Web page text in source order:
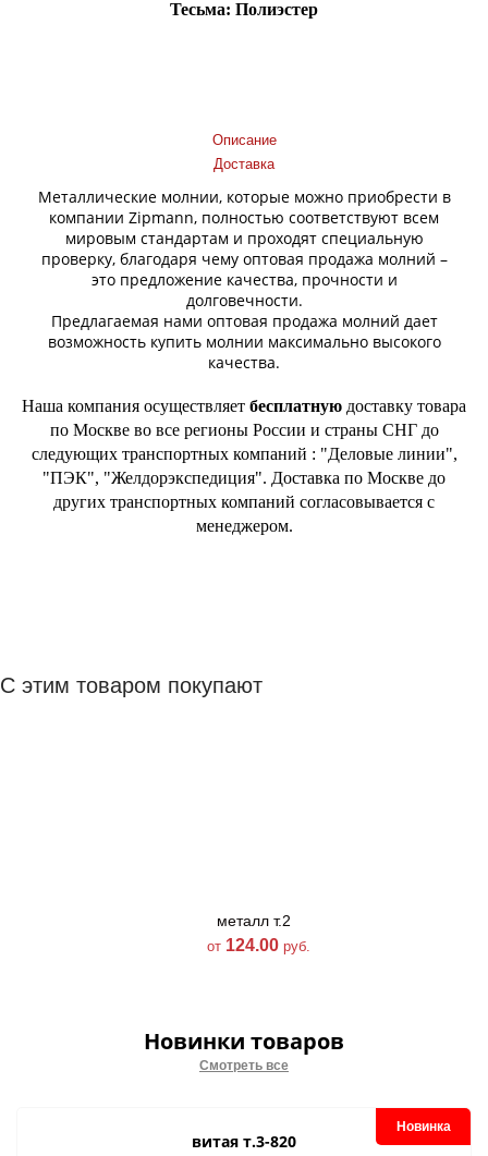
Тесьма: Полиэстер
Описание
Доставка
Металлические молнии, которые можно приобрести в
компании Zipmann, полностью соответствуют всем
мировым стандартам и проходят специальную
проверку, благодаря чему оптовая продажа молний –
это предложение качества, прочности и
долговечности.
Предлагаемая нами оптовая продажа молний дает
возможность купить молнии максимально высокого
качества.
Наша компания осуществляет бесплатную доставку товара
по Москве во все регионы России и страны СНГ до
следующих транспортных компаний : "Деловые линии",
"ПЭК", "Желдорэкспедиция". Доставка по Москве до
других транспортных компаний согласовывается с
менеджером.
С этим товаром покупают
металл т.2
шлифованная-300
от 124.00 руб.
Новинки товаров
Смотреть все
Новинка
витая т.3-820